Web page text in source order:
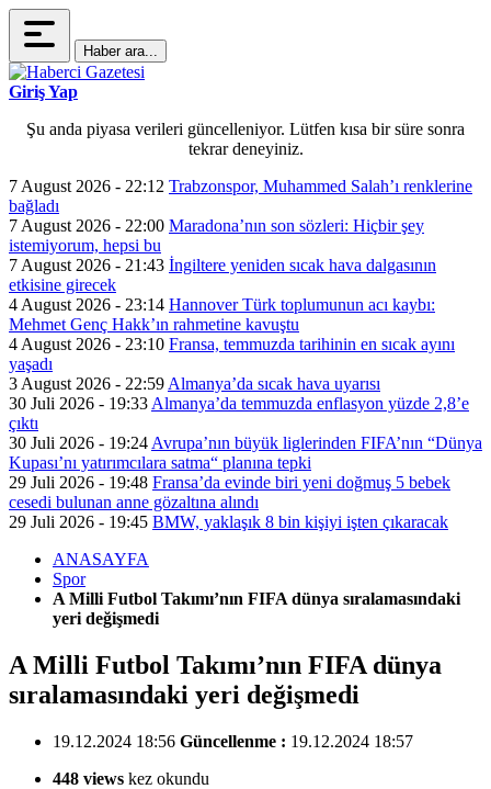
Haber ara...
Giriş Yap
Şu anda piyasa verileri güncelleniyor. Lütfen kısa bir süre sonra
tekrar deneyiniz.
7 August 2026 - 22:12 Trabzonspor, Muhammed Salah’ı renklerine
bağladı
7 August 2026 - 22:00 Maradona’nın son sözleri: Hiçbir şey
istemiyorum, hepsi bu
7 August 2026 - 21:43 İngiltere yeniden sıcak hava dalgasının
etkisine girecek
4 August 2026 - 23:14 Hannover Türk toplumunun acı kaybı:
Mehmet Genç Hakk’ın rahmetine kavuştu
4 August 2026 - 23:10 Fransa, temmuzda tarihinin en sıcak ayını
yaşadı
3 August 2026 - 22:59 Almanya’da sıcak hava uyarısı
30 Juli 2026 - 19:33 Almanya’da temmuzda enflasyon yüzde 2,8’e
çıktı
30 Juli 2026 - 19:24 Avrupa’nın büyük liglerinden FIFA’nın “Dünya
Kupası’nı yatırımcılara satma“ planına tepki
29 Juli 2026 - 19:48 Fransa’da evinde biri yeni doğmuş 5 bebek
cesedi bulunan anne gözaltına alındı
29 Juli 2026 - 19:45 BMW, yaklaşık 8 bin kişiyi işten çıkaracak
ANASAYFA
Spor
A Milli Futbol Takımı’nın FIFA dünya sıralamasındaki
yeri değişmedi
A Milli Futbol Takımı’nın FIFA dünya
sıralamasındaki yeri değişmedi
19.12.2024 18:56 Güncellenme : 19.12.2024 18:57
448 views kez okundu